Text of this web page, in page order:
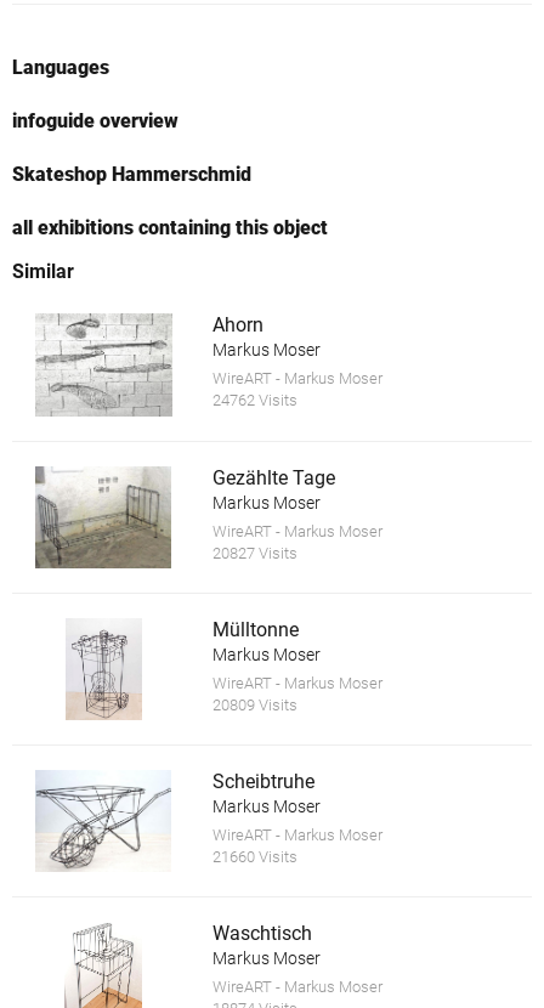
Languages
infoguide overview
Skateshop Hammerschmid
all exhibitions containing this object
Similar
Ahorn
Markus Moser
WireART - Markus Moser
24762 Visits
Gezählte Tage
Markus Moser
WireART - Markus Moser
20827 Visits
Mülltonne
Markus Moser
WireART - Markus Moser
20809 Visits
Scheibtruhe
Markus Moser
WireART - Markus Moser
21660 Visits
Waschtisch
Markus Moser
WireART - Markus Moser